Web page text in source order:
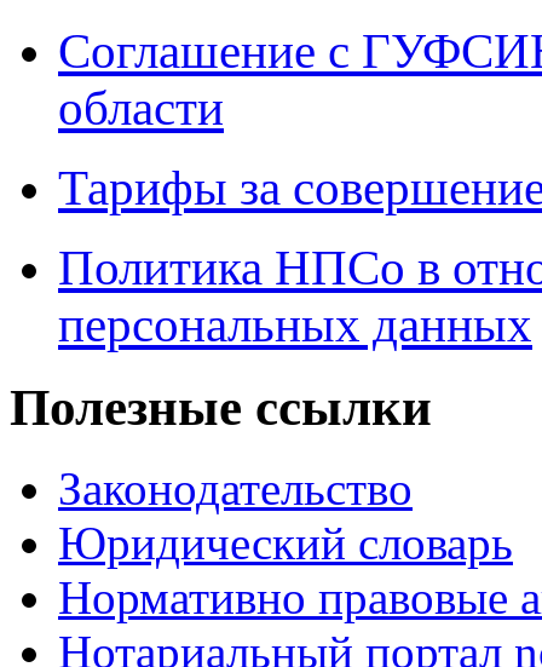
Соглашение с
области
Тарифы за
Политика НПСо в
персональных данных
Полезные ссылки
Законодательство
Юридический словарь
Нормативно правовые
Нотариальный портал